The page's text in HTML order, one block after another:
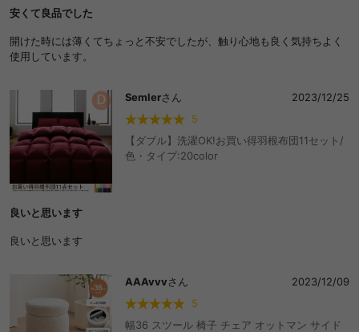
安くて良品でした
開けた時には薄くてちょっと不安でしたが、触り心地も良く気持ちよく
使用しています。
Semlerさん
2023/12/25
5
【ダブル】洗濯OK!お買い得羽根布団11セット/
色・タイプ:20color
良いと思います
良いと思います
AAAvvvさん
2023/12/09
5
幅36 スツール 椅子 チェア オットマン サイド